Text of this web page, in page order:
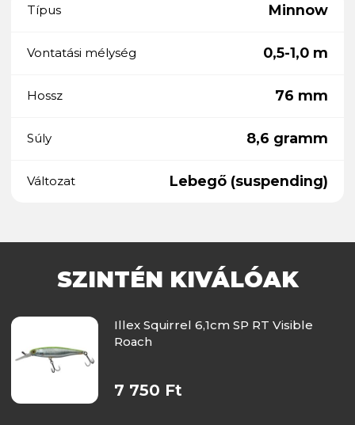
Típus Minnow
Vontatási mélység 0,5-1,0 m
Hossz 76 mm
Súly 8,6 gramm
Változat Lebegő (suspending)
SZINTÉN KIVÁLÓAK
Illex Squirrel 6,1cm SP RT Visible
Roach
7 750 Ft